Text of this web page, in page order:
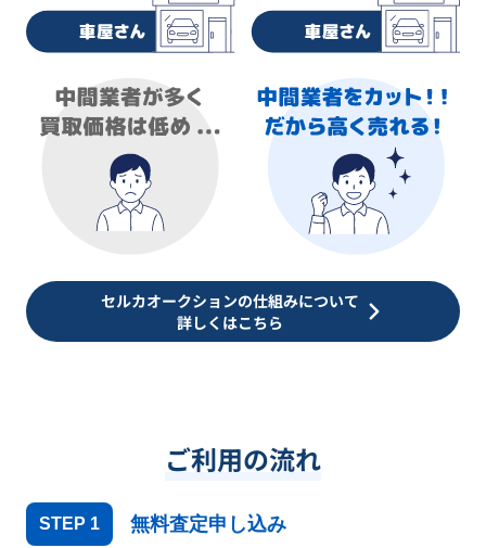
セルカオークションの仕組みについて
詳しくはこちら
ご利用の流れ
STEP 1 無料査定申し込み